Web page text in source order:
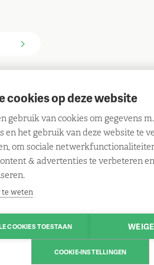
Volg ons
Facebook
Instagram
cookies op deze website
gebruik van cookies om gegevens
en het gebruik van deze website te
om sociale
& advertenties te verbeteren en
te weten
COOKIES TOESTAAN
COOKIE-INSTELLINGEN